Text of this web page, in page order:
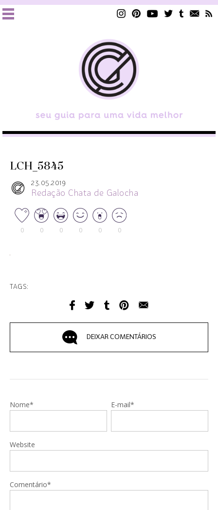
LCH_5845
23.05.2019
Redação Chata de Galocha
0 0 0 0 0 0
TAGS:
DEIXAR COMENTÁRIOS
Nome* E-mail*
Website
Comentário*